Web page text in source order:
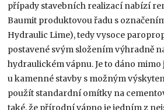
případy stavebních realizací nabízí
Baumit produktovou řadu s
Hydraulic Lime), tedy vysoce
postavené svým složením výhradně
hydraulickém vápnu. Je to dáno
u kamenné stavby s možným
použít standardní omítky na
také, že přírodní vápno je jedním z